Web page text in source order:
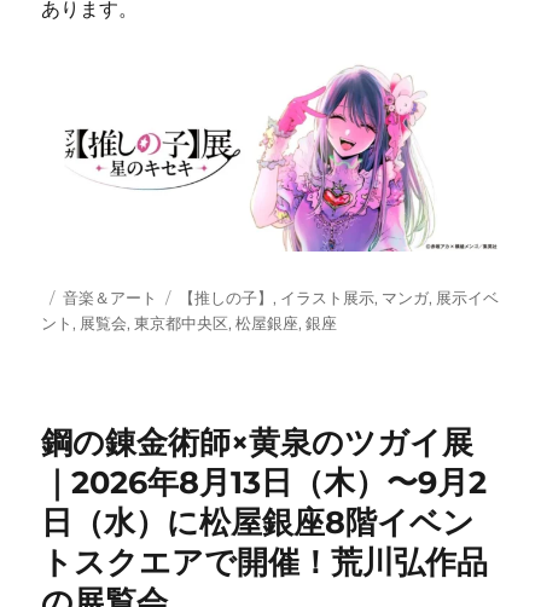
あります。
投
稿
カ
テ
音楽＆アート
タ
グ
【推しの子】 , イラスト展示, マンガ, 展示イベ
ント , 展覧会,東京都中央区,松屋銀座,銀座
鋼の錬金術師×黄泉のツガイ展
｜2026年8月13日（木）〜9月2
日（水）に松屋銀座8階イベン
トスクエアで開催！荒川弘作品